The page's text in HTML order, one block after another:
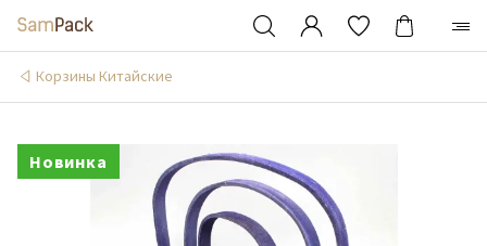
Корзины Китайские
Новинка